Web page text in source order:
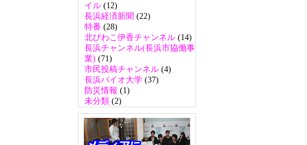
イル (12)
長浜経済新聞 (22)
特番 (28)
北びわこ伊香チャンネル (14)
長浜チャンネル(長浜市協働事
業) (71)
市民投稿チャンネル (4)
長浜バイオ大学 (37)
防災情報 (1)
未分類 (2)